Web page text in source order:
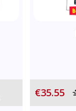
€35.55